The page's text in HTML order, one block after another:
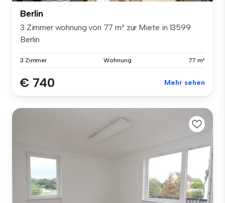
Berlin
3 Zimmer wohnung von 77 m² zur Miete in 13599
Berlin
3 Zimmer Wohnung 77 m²
€ 740 Mehr sehen